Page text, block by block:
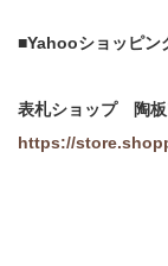
■Yahooショッピン
表札ショップ 陶
https://